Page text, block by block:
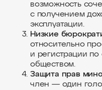
возможность
с получением
эксплуатации.
Низкие
относительно
и регистрации
обществом.
Защита прав
член — один